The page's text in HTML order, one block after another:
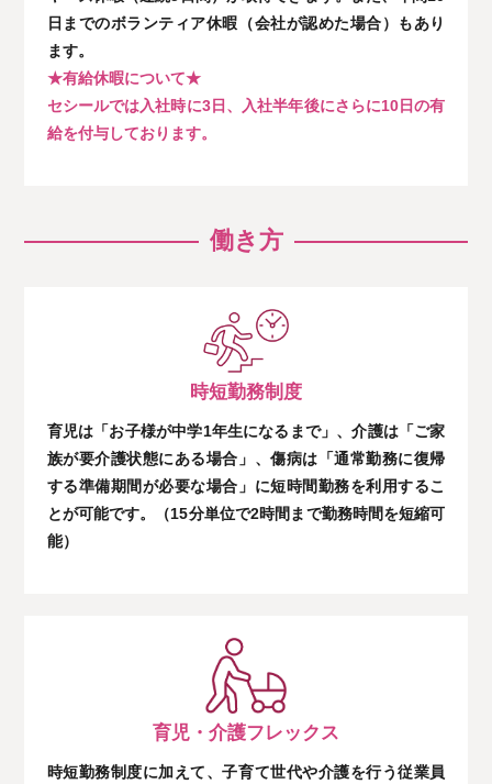
日までのボランティア休暇（会社が認めた場合）もあり
ます。
★有給休暇について★
セシールでは⼊社時に3⽇、⼊社半年後にさらに10⽇の有
給を付与しております。
働き方
時短勤務制度
育児は「お子様が中学1年生になるまで」、介護は「ご家
族が要介護状態にある場合」、傷病は「通常勤務に復帰
する準備期間が必要な場合」に短時間勤務を利用するこ
とが可能です。（15分単位で2時間まで勤務時間を短縮可
能）
育児・介護フレックス
時短勤務制度に加えて、子育て世代や介護を行う従業員